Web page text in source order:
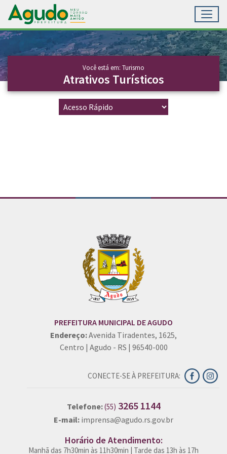
Ir para conteúdo principal
Conteúdo Principal
Você está em: Turismo
Atrativos Turísticos
PREFEITURA MUNICIPAL DE AGUDO
Endereço:Avenida Tiradentes, 1625,
Centro | Agudo - RS | 96540-000
CONECTE-SE À PREFEITURA:
Telefone:(55) 3265 1144
E-mail: imprensa@agudo.rs.gov.br
Horário de Atendimento:
Manhã das 7h30min às 11h30min | Tarde das 13h às 17h